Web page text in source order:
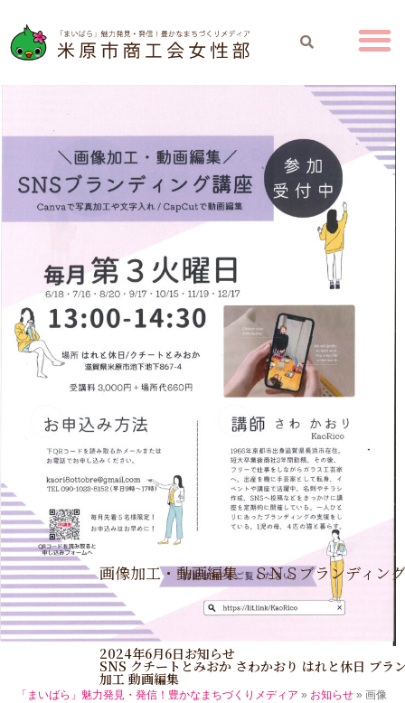
画像加工・動画編集 ＳＮＳブランディン
2024年6月6日お知らせ
SNS クチートとみおか さわかおり はれと休日 ブラ
加工 動画編集
「まいばら」魅力発見・発信！豊かなまちづくりメディア » お知らせ » 画像